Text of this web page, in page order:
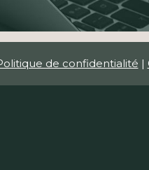
de confidentialité |